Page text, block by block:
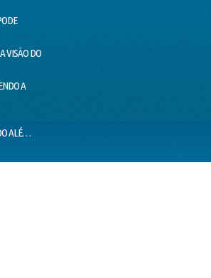
VISÃO DO
A
ALÉ…